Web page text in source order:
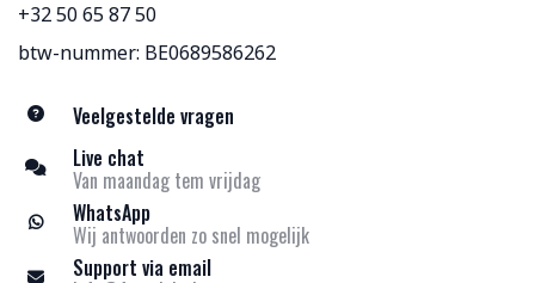
+32 50 65 87 50
btw-nummer: BE0689586262
Veelgestelde vragen
Live chat
Van maandag tem vrijdag
WhatsApp
Wij antwoorden zo snel mogelijk
Support via email